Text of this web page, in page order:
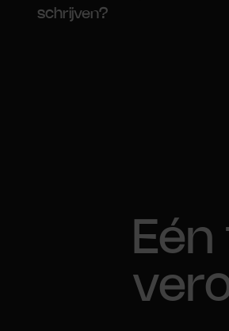
schrijven?